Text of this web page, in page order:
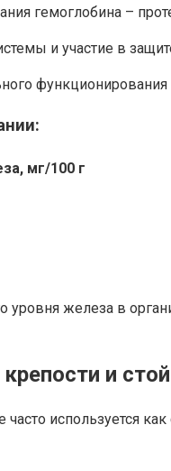
гемоглобина –
и участие в
мг/100 г
железа в
и
используется